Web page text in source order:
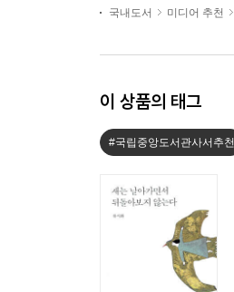
국내도서 미디어 추천
이 상품의 태그
#국립중앙도서관사서추천